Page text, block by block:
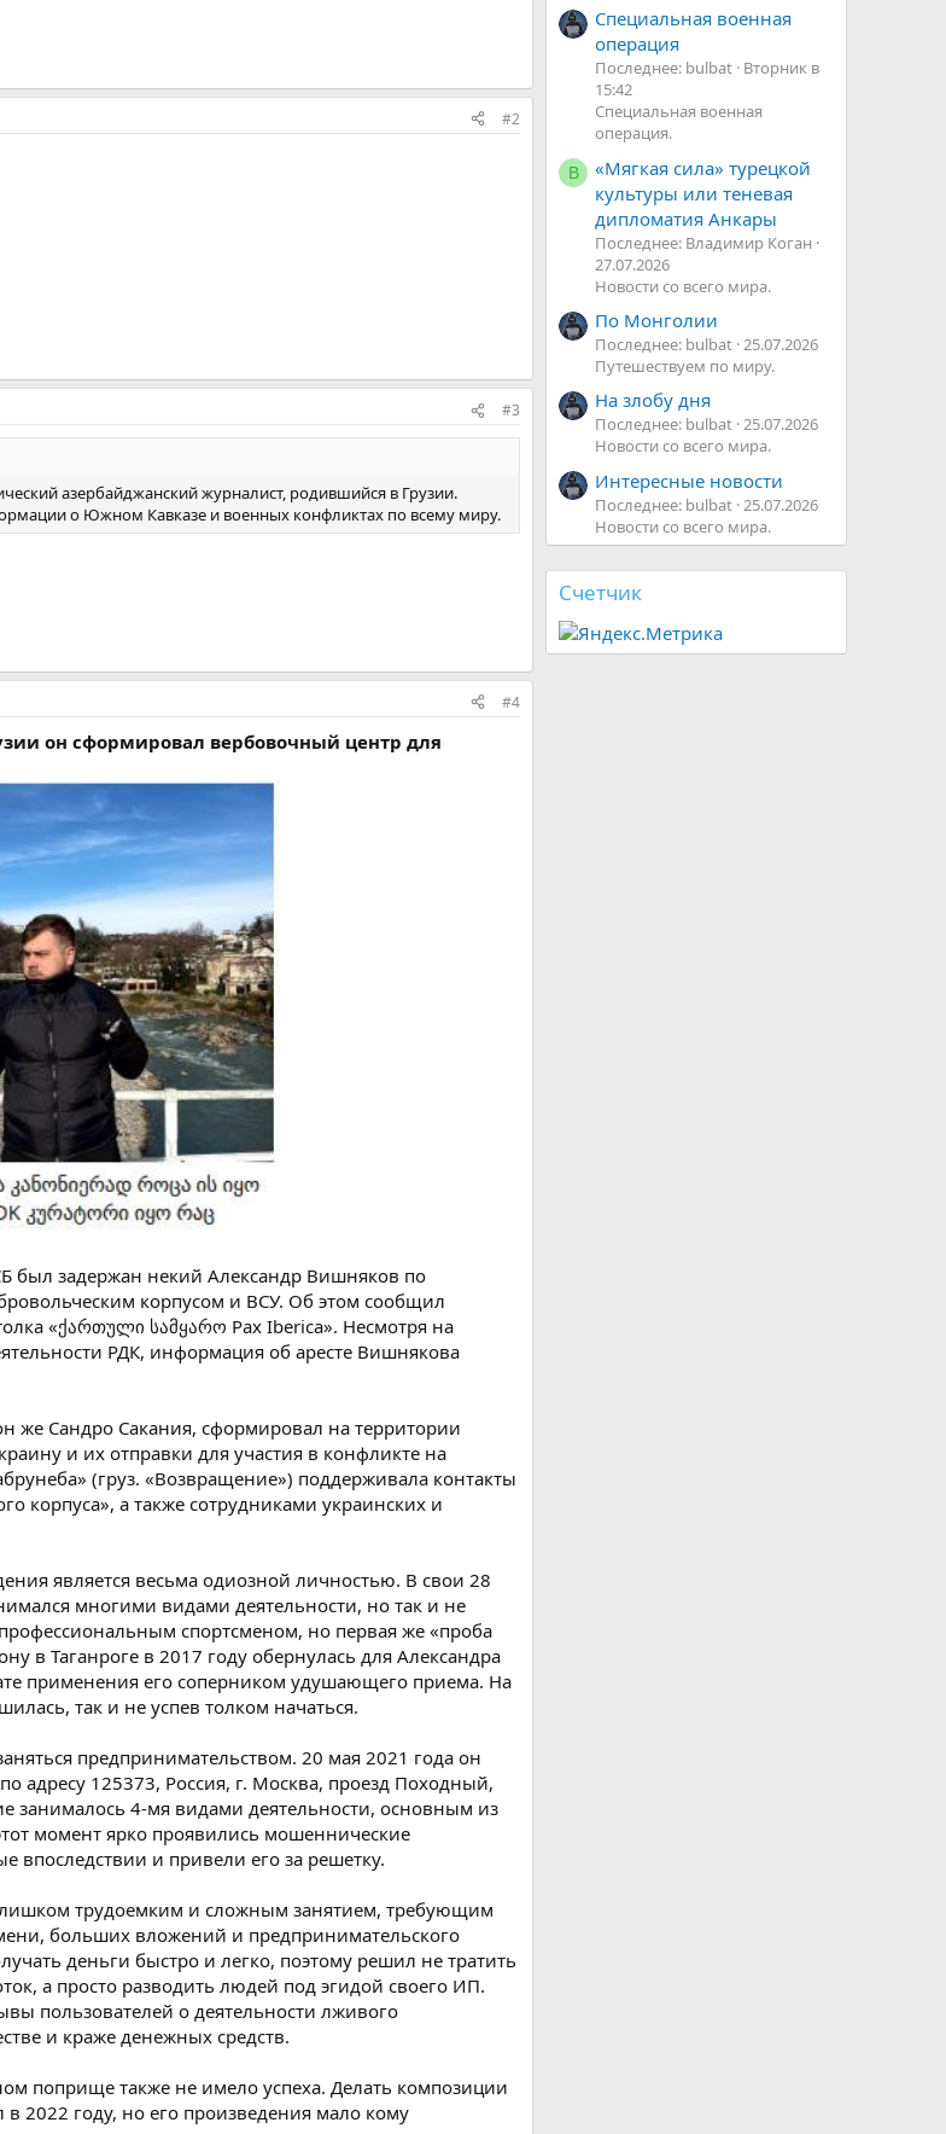
#2
#3
азербайджанский журналист, родившийся в Грузии.
о Южном Кавказе и военных конфликтах по всему миру.
#4
он сформировал вербовочный центр для
был задержан некий Александр Вишняков по
корпусом и ВСУ. Об этом сообщил
«ქართული სამყარო Pax Iberica». Несмотря на
РДК, информация об аресте Вишнякова
же Сандро Сакания, сформировал на территории
и их отправки для участия в конфликте на
(груз. «Возвращение») поддерживала контакты
корпуса», а также сотрудниками украинских и
является весьма одиозной личностью. В свои 28
многими видами деятельности, но так и не
спортсменом, но первая же «проба
в Таганроге в 2017 году обернулась для Александра
применения его соперником удушающего приема. На
так и не успев толком начаться.
предпринимательством. 20 мая 2021 года он
адресу 125373, Россия, г. Москва, проезд Походный,
занималось 4-мя видами деятельности, основным из
момент ярко проявились мошеннические
впоследствии и привели его за решетку.
трудоемким и сложным занятием, требующим
больших вложений и предпринимательского
деньги быстро и легко, поэтому решил не тратить
а просто разводить людей под эгидой своего ИП.
пользователей о деятельности лживого
и краже денежных средств.
поприще также не имело успеха. Делать композиции
в 2022 году, но его произведения мало кому
Специальная военная
операция
Последнее: bulbat Вторник в
15:42
Специальная военная
операция.
В
«Мягкая сила» турецкой
культуры или теневая
дипломатия Анкары
Последнее: Владимир Коган
27.07.2026
Новости со всего мира.
По Монголии
Последнее: bulbat 25.07.2026
Путешествуем по миру.
На злобу дня
Последнее: bulbat 25.07.2026
Новости со всего мира.
Интересные новости
Последнее: bulbat 25.07.2026
Новости со всего мира.
Счетчик